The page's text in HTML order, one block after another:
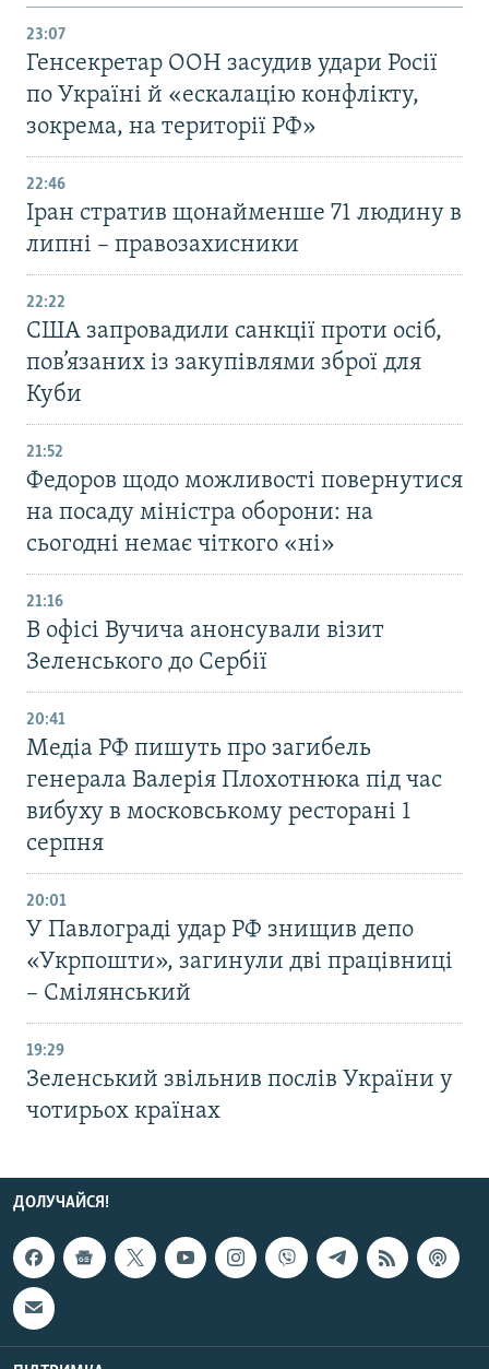
23:07
Генсекретар ООН засудив удари Росії
по Україні й «ескалацію конфлікту,
зокрема, на території РФ»
22:46
Іран стратив щонайменше 71 людину в
липні – правозахисники
22:22
США запровадили санкції проти осіб,
пов’язаних із закупівлями зброї для
Куби
21:52
Федоров щодо можливості повернутися
на посаду міністра оборони: на
сьогодні немає чіткого «ні»
21:16
В офісі Вучича анонсували візит
Зеленського до Сербії
20:41
Медіа РФ пишуть про загибель
генерала Валерія Плохотнюка під час
вибуху в московському ресторані 1
серпня
20:01
У Павлограді удар РФ знищив депо
«Укрпошти», загинули дві працівниці
– Смілянський
19:29
Зеленський звільнив послів України у
чотирьох країнах
ДОЛУЧАЙСЯ!